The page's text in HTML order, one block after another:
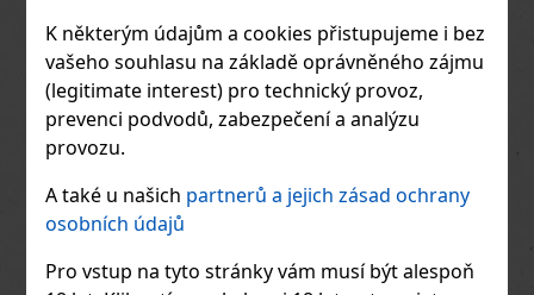
K některým údajům a cookies přistupujeme i bez
vašeho souhlasu na základě oprávněného zájmu
(legitimate interest) pro technický provoz,
prevenci podvodů, zabezpečení a analýzu
provozu.
A také u našich partnerů a jejich zásad ochrany
osobních údajů
Pro vstup na tyto stránky vám musí být alespoň
Diesel D Men EdT 50 ml
Diesel D Men je moderní, sebevědomá
v průběhu dne. Značka Diesel zde
představuje vůni
inspirovanou ikonickými džíny –
bez ohledu na pohlaví či styl.
Charakteristika: Úvod
Do obchodu